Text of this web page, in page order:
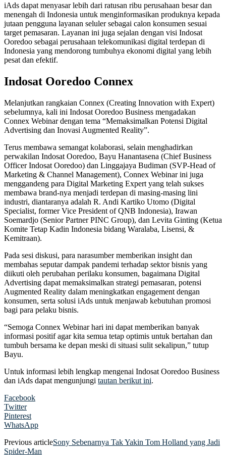
iAds dapat menyasar lebih dari ratusan ribu perusahaan besar dan
menengah di Indonesia untuk menginformasikan produknya kepada
jutaan pengguna layanan seluler sebagai calon konsumen sesuai
target pemasaran. Layanan ini juga sejalan dengan visi Indosat
Ooredoo sebagai perusahaan telekomunikasi digital terdepan di
Indonesia yang mendorong tumbuhya ekonomi digital yang lebih
pesat dan efektif.
Indosat Ooredoo Connex
Melanjutkan rangkaian Connex (Creating Innovation with Expert)
sebelumnya, kali ini Indosat Ooredoo Business mengadakan
Connex Webinar dengan tema “Memaksimalkan Potensi Digital
Advertising dan Inovasi Augmented Reality”.
Terus membawa semangat kolaborasi, selain menghadirkan
perwakilan Indosat Ooredoo, Bayu Hanantasena (Chief Business
Officer Indosat Ooredoo) dan Linggajaya Budiman (SVP-Head of
Marketing & Channel Management), Connex Webinar ini juga
menggandeng para Digital Marketing Expert yang telah sukses
membawa brand-nya menjadi terdepan di masing-masing lini
industri, diantaranya adalah R. Andi Kartiko Utomo (Digital
Specialist, former Vice President of QNB Indonesia), Irawan
Soemardjo (Senior Partner PINC Group), dan Levita Ginting (Ketua
Komite Tetap Kadin Indonesia bidang Waralaba, Lisensi, &
Kemitraan).
Pada sesi diskusi, para narasumber memberikan insight dan
membahas seputar dampak pandemi terhadap sektor bisnis yang
diikuti oleh perubahan perilaku konsumen, bagaimana Digital
Advertising dapat memaksimalkan strategi pemasaran, potensi
Augmented Reality dalam meningkatkan engagement dengan
konsumen, serta solusi iAds untuk menjawab kebutuhan promosi
bagi para pelaku bisnis.
“Semoga Connex Webinar hari ini dapat memberikan banyak
informasi positif agar kita semua tetap optimis untuk bertahan dan
tumbuh bersama ke depan meski di situasi sulit sekalipun,” tutup
Bayu.
Untuk informasi lebih lengkap mengenai Indosat Ooredoo Business
dan iAds dapat mengunjungi tautan berikut ini.
Facebook
Twitter
Pinterest
WhatsApp
Previous articleSony Sebenarnya Tak Yakin Tom Holland yang Jadi
Spider-Man